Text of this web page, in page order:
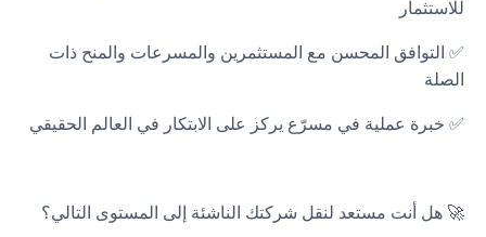
للاستثمار
✅ التوافق المحسن مع المستثمرين والمسرعات والمنح ذات
الصلة
✅ خبرة عملية في مسرّع يركز على الابتكار في العالم الحقيقي
🚀 هل أنت مستعد لنقل شركتك الناشئة إلى المستوى التالي؟